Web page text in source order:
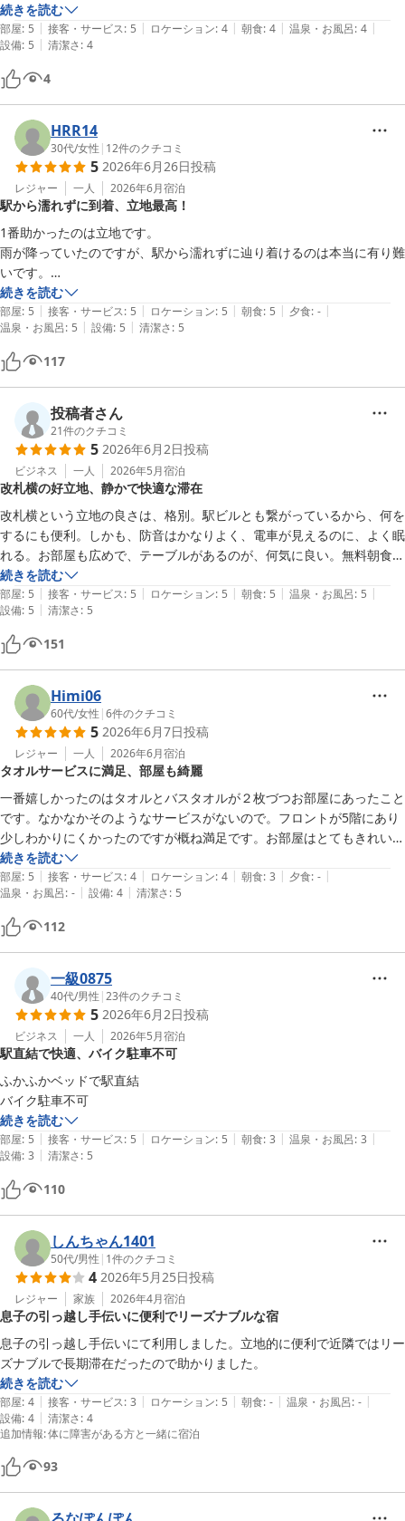
ました＼(^o^)／親切な若いスタッフの方には感謝です😊
続きを読む
部屋: 5 | 接客・サービス: 5 | ロケーション: 4 | 朝食: 4 | 温泉・お風呂: 4 |
設備: 5 | 清潔さ: 4
4
HRR14
30代/女性 | 12件のクチコミ
5 2026年6月26日投稿
レジャー 一人 2026年6月宿泊
駅から濡れずに到着、立地最高！
1番助かったのは立地です。
雨が降っていたのですが、駅から濡れずに辿り着けるのは本当に有り難
いです。
また、荷物も預かってもらえて、アメニティの入浴剤も嬉しかったで
す。
また機会があれば利用したいと思います。
続きを読む
部屋: 5 | 接客・サービス: 5 | ロケーション: 5 | 朝食: 5 | 夕食: - |
温泉・お風呂: 5 | 設備: 5 | 清潔さ: 5
117
投稿者さん
21件のクチコミ
5 2026年6月2日投稿
ビジネス 一人 2026年5月宿泊
改札横の好立地、静かで快適な滞在
改札横という立地の良さは、格別。駅ビルとも繋がっているから、何を
するにも便利。しかも、防音はかなりよく、電車が見えるのに、よく眠
れる。お部屋も広めで、テーブルがあるのが、何気に良い。無料朝食
は、空いていたし、限定のお稲荷さんが食べられて、嬉しかった。いつ
も大山に行くときには、こちらに泊まりたい。
続きを読む
部屋: 5 | 接客・サービス: 5 | ロケーション: 5 | 朝食: 5 | 温泉・お風呂: 5 |
設備: 5 | 清潔さ: 5
151
Himi06
60代/女性 |6件のクチコミ
5 2026年6月7日投稿
レジャー 一人 2026年6月宿泊
タオルサービスに満足、部屋も綺麗
一番嬉しかったのはタオルとバスタオルが２枚づつお部屋にあったこと
です。なかなかそのようなサービスがないので。フロントが5階にあり
少しわかりにくかったのですが概ね満足です。お部屋はとてもきれいで
した。
続きを読む
部屋: 5 | 接客・サービス: 4 | ロケーション: 4 | 朝食: 3 | 夕食: - |
温泉・お風呂: - | 設備: 4 | 清潔さ: 5
112
一級0875
40代/男性 |23件のクチコミ
5 2026年6月2日投稿
ビジネス 一人 2026年5月宿泊
駅直結で快適、バイク駐車不可
ふかふかベッドで駅直結
続きを読む
部屋: 5 | 接客・サービス: 5 | ロケーション: 5 | 朝食: 3 | 温泉・お風呂: 3 |
設備: 3 | 清潔さ: 5
110
しんちゃん1401
50代/男性 | 1件のクチコミ
4 2026年5月25日投稿
レジャー 家族 2026年4月宿泊
息子の引っ越し手伝いに便利でリーズナブルな宿
息子の引っ越し手伝いにて利用しました。立地的に便利で近隣ではリー
ズナブルで長期滞在だったので助かりました。
続きを読む
部屋: 4 | 接客・サービス: 3 | ロケーション: 5 | 朝食: - | 温泉・お風呂: - |
設備: 4 | 清潔さ: 4
追加情報:体に障害がある方と一緒に宿泊
93